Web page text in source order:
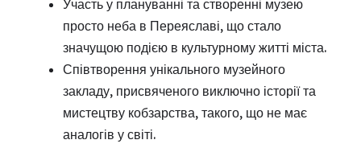
Участь у плануванні та створенні музею
просто неба в Переяславі, що стало
значущою подією в культурному житті міста.
Співтворення унікального музейного
закладу, присвяченого виключно історії та
мистецтву кобзарства, такого, що не має
аналогів у світі.